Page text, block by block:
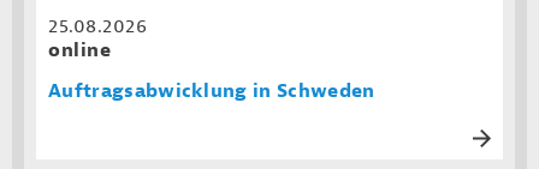
25.08.2026
online
Auftragsabwicklung in Schweden